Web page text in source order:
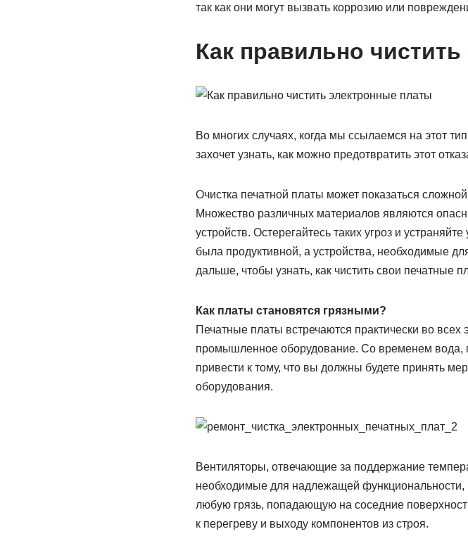
так как они могут вызвать коррозию или
Как правильно
Во многих случаях, когда мы ссылаемся на этот
захочет узнать, как можно предотвратить этот
Очистка печатной платы может показаться
Множество различных материалов являются
устройств. Остерегайтесь таких угроз и
была продуктивной, а устройства, необходимые
дальше, чтобы узнать, как чистить свои печатные
Как платы становятся грязными?
Печатные платы встречаются практически во
промышленное оборудование. Со временем вода,
привести к тому, что вы должны будете принять
оборудования.
Вентиляторы, отвечающие за поддержание
необходимые для надлежащей функциональности,
любую грязь, попадающую на соседние
к перегреву и выходу компонентов из строя.